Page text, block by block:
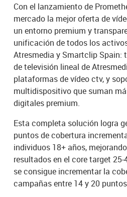
Con el lanzamiento de
mercado la mejor oferta de
un entorno premium y
unificación de todos los
Atresmedia y Smartclip Spain:
de televisión lineal de
plataformas de vídeo ctv, y
multidispositivo que suman
digitales premium.
Esta completa solución logra
puntos de cobertura
individuos 18+ años,
resultados en el core target 25-
se consigue incrementar la
campañas entre 14 y 20